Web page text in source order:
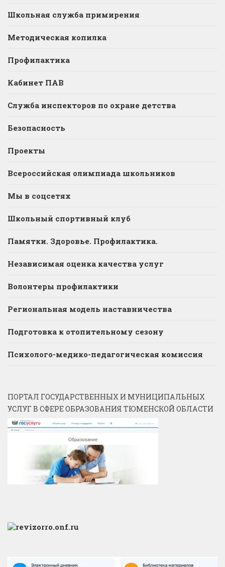
Школьная служба примирения
Методическая копилка
Профилактика
Кабинет ПАВ
Служба инспекторов по охране детства
Безопасность
Проекты
Всероссийская олимпиада школьников
Мы в соцсетях
Школьный спортивный клуб
Памятки. Здоровье. Профилактика.
Независимая оценка качества услуг
Волонтеры профилактики
Региональная модель наставничества
Подготовка к отопительному сезону
Психолого-медико-педагогическая комиссия
ПОРТАЛ ГОСУДАРСТВЕННЫХ И МУНИЦИПАЛЬНЫХ
УСЛУГ В СФЕРЕ ОБРАЗОВАНИЯ ТЮМЕНСКОЙ ОБЛАСТИ